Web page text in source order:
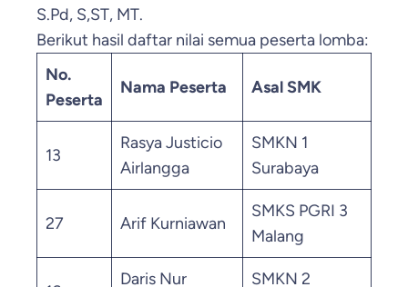
S.Pd, S,ST, MT.
Berikut hasil daftar nilai semua peserta lomba:
No.
Peserta
Nama Peserta Asal SMK
13
Rasya Justicio
Airlangga
SMKN 1
Surabaya
27 Arif Kurniawan
SMKS PGRI 3
Malang
Daris Nur
SMKN 2